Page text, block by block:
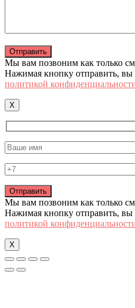
Мы вам позвоним как только
Нажимая кнопку отправить, вы
политикой
X
Мы вам позвоним как только
Нажимая кнопку отправить, вы
политикой
X